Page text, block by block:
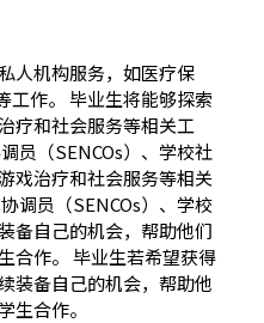
人机构服务，如医疗保
工作。 毕业生将能够探索
疗和社会服务等相关工
员（SENCOs）、学校社
戏治疗和社会服务等相关
调员（SENCOs）、学校
备自己的机会，帮助他们
合作。 毕业生若希望获得
装备自己的机会，帮助他
生合作。